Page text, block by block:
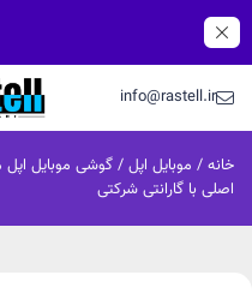
info@rastell.ir
خانه / موبایل اپل
اصلی با گارانتی شرکتی